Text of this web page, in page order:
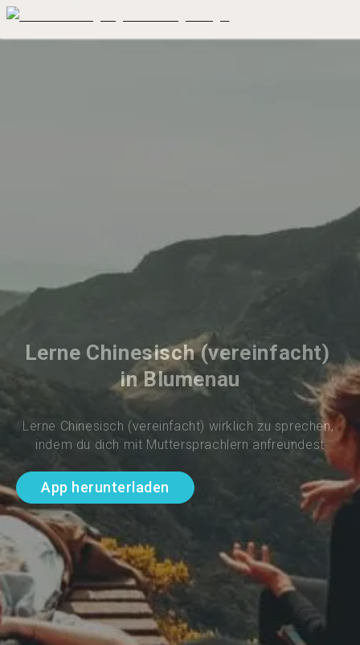
Lerne Chinesisch (vereinfacht)
in Blumenau
Lerne Chinesisch (vereinfacht) wirklich zu sprechen,
indem du dich mit Muttersprachlern anfreundest
App herunterladen